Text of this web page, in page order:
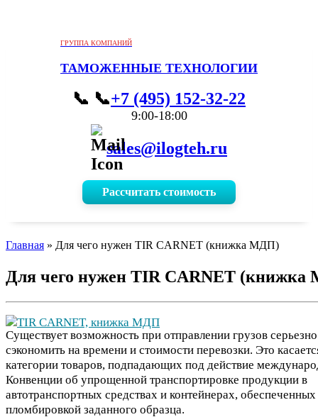
ГРУППА КОМПАНИЙ
ТАМОЖЕННЫЕ ТЕХНОЛОГИИ
📞+7 (495) 152-32-22
9:00-18:00
sales@ilogteh.ru
Рассчитать стоимость
Главная » Для чего нужен TIR CARNET (книжка МДП)
Для чего нужен TIR CARNET
Существует возможность при отправлении грузов серьезно
сэкономить на времени и стоимости перевозки. Это
категории товаров, подпадающих под действие
Конвенции об упрощенной транспортировке продукции в
автотранспортных средствах и контейнерах, обеспеченных
пломбировкой заданного образца.